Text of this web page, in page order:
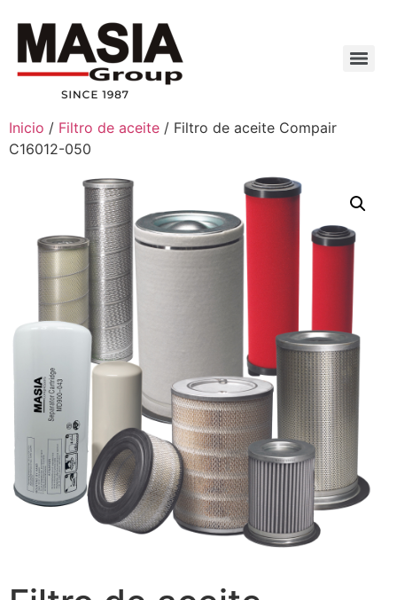
Inicio / Filtro de aceite / Filtro de aceite Compair
C16012-050